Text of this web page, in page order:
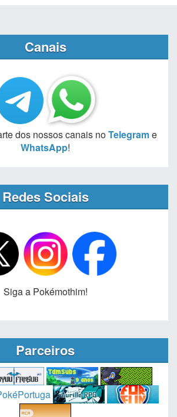
Canais
dos nossos canais noTelegrame
WhatsApp!
Redes Sociais
Siga a Pokémothim!
Parceiros